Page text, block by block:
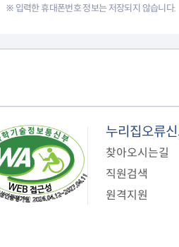
※ 입력한 휴대폰번호 정보는 저장되지 않습니다.
누리집오류
찾아오시는길
직원검색
원격지원